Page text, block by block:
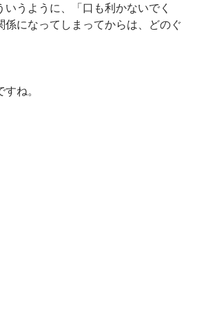
いうように、「口も利かないでく
係になってしまってからは、どのぐ
ね。